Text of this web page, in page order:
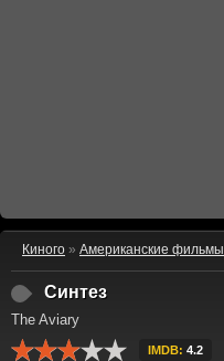
Киного » Американские фильмы
Синтез
The Aviary
IMDB: 4.2